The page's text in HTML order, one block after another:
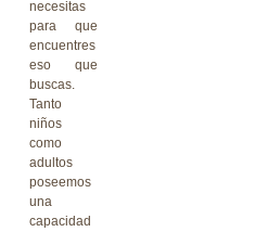
necesitas
para que
encuentres
eso que
buscas.
Tanto
niños
como
adultos
poseemos
una
capacidad